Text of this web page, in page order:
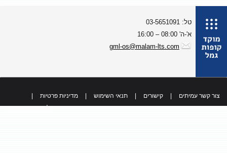
טל: 03-5651091
א'-ה' 08:00 – 16:00
gml-os@malam-lts.com
צור קשר עמיתים קישורים תנאי השימוש מדיניות פרטיות
כל הזכויות שמורות